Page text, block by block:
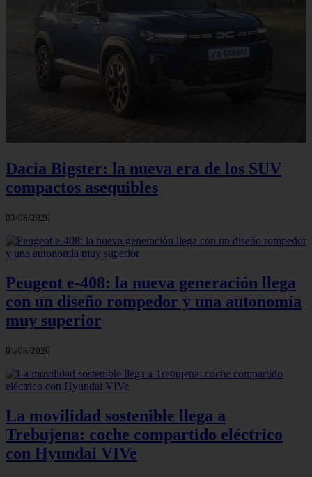
Dacia Bigster: la nueva era de los SUV
compactos asequibles
03/08/2026
Peugeot e-408: la nueva generación llega
con un diseño rompedor y una autonomía
muy superior
01/08/2026
La movilidad sostenible llega a
Trebujena: coche compartido eléctrico
con Hyundai VIVe